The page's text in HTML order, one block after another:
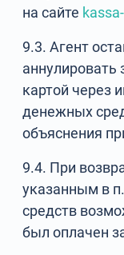
на сайте
9.3. Агент
аннулировать
картой через
денежных
объяснения
9.4. При
указанным в
средств
был оплачен